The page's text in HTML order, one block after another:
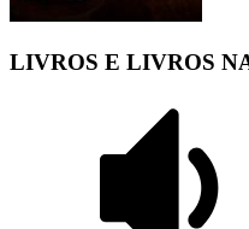
LIVROS E LIVROS